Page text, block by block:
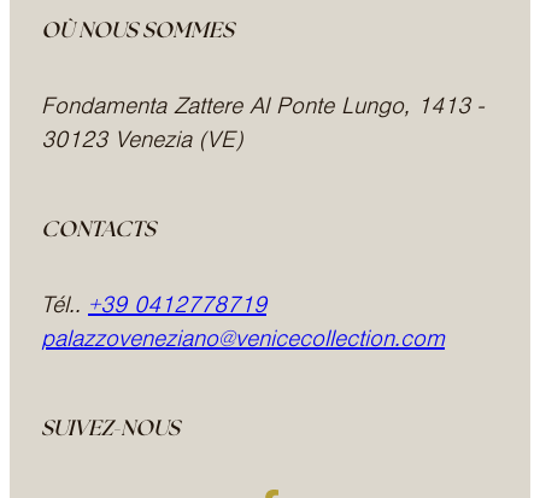
OÙ NOUS SOMMES
Fondamenta Zattere Al Ponte Lungo, 1413 -
30123 Venezia (VE)
CONTACTS
Tél.. +39 0412778719
palazzoveneziano@venicecollection.com
SUIVEZ-NOUS